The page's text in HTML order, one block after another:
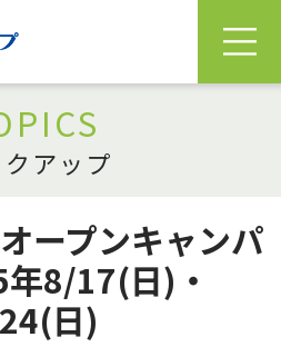
アップ
ープンキャンパ
8/17(日)・
日)